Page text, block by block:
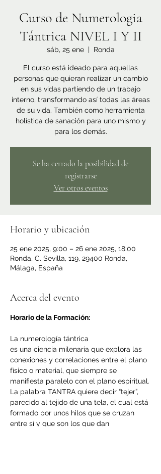
Curso de Numerologia
Tántrica NIVEL I Y II
sáb, 25 ene
  |
Ronda
El curso está ideado para aquellas
personas que quieran realizar un cambio
en sus vidas partiendo de un trabajo
interno, transformando así todas las áreas
de su vida. También como herramienta
holística de sanación para uno mismo y
para los demás.
Se ha cerrado la posibilidad de
registrarse
Ver otros eventos
Horario y ubicación
25 ene 2025, 9:00 – 26 ene 2025, 18:00
Ronda, C. Sevilla, 119, 29400 Ronda,
Málaga, España
Acerca del evento
Horario de la Formación:
La numerología tántrica
es una ciencia milenaria que explora las
conexiones y correlaciones entre el plano
físico o material, que siempre se
manifiesta paralelo con el plano espiritual.
La palabra TANTRA quiere decir “tejer”,
parecido al tejido de una tela, el cual está
formado por unos hilos que se cruzan
entre sí y que son los que dan